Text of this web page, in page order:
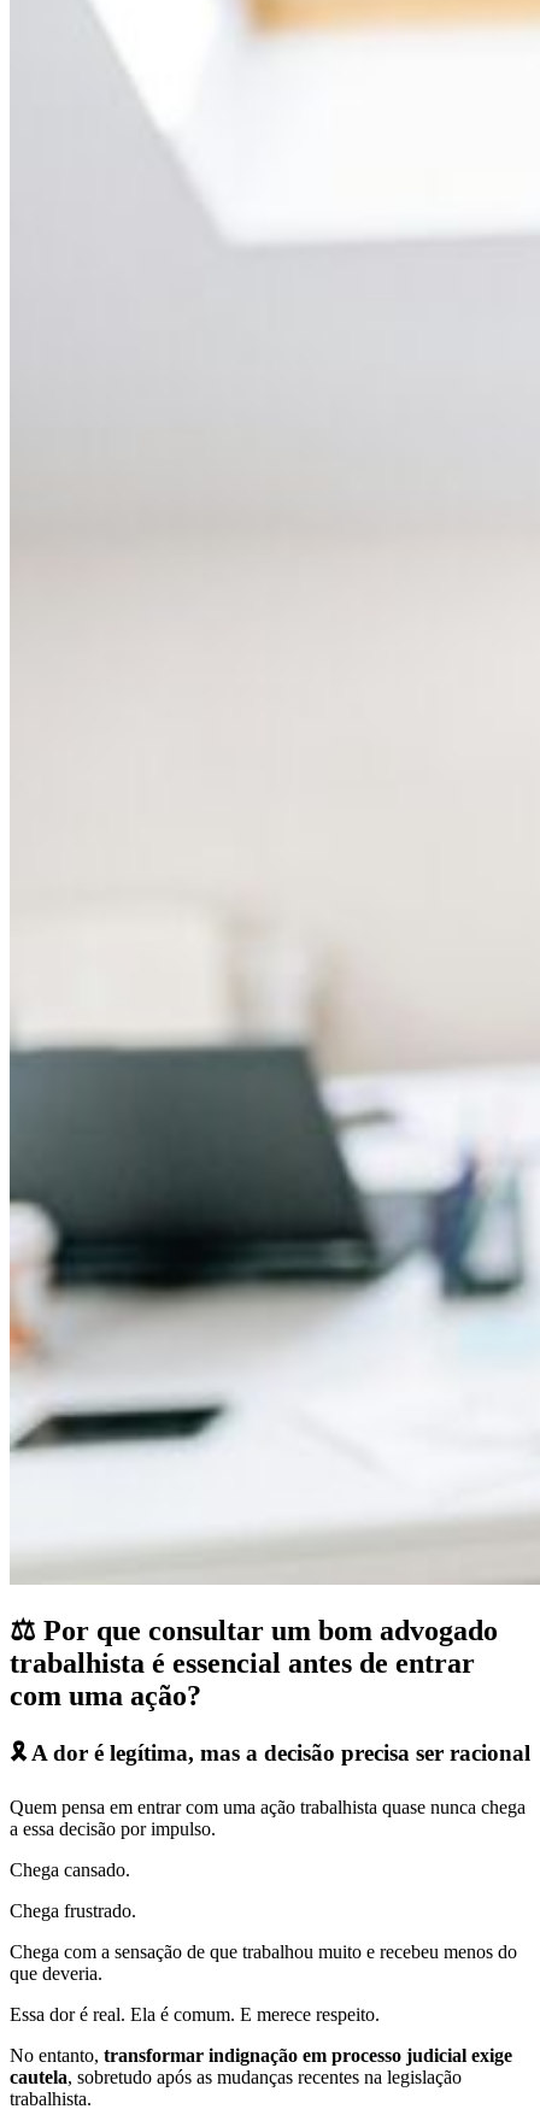
⚖️ Por que consultar um bom advogado
trabalhista é essencial antes de entrar
com uma ação?
🎗️ A dor é legítima, mas a decisão precisa ser racional
Quem pensa em entrar com uma ação trabalhista quase nunca chega
a essa decisão por impulso.
Chega cansado.
Chega frustrado.
Chega com a sensação de que trabalhou muito e recebeu menos do
que deveria.
Essa dor é real. Ela é comum. E merece respeito.
No entanto, transformar indignação em processo judicial exige
cautela, sobretudo após as mudanças recentes na legislação
trabalhista.